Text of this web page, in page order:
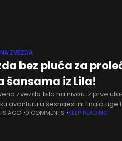
ZVEZDA
bez pluća za
šansama iz Lila!
zvezda bila na nivou iz prve
avanturu u šesnaestini finala Lige
auta donela je prvo
AGO 0 COMMENTS KEEP READING